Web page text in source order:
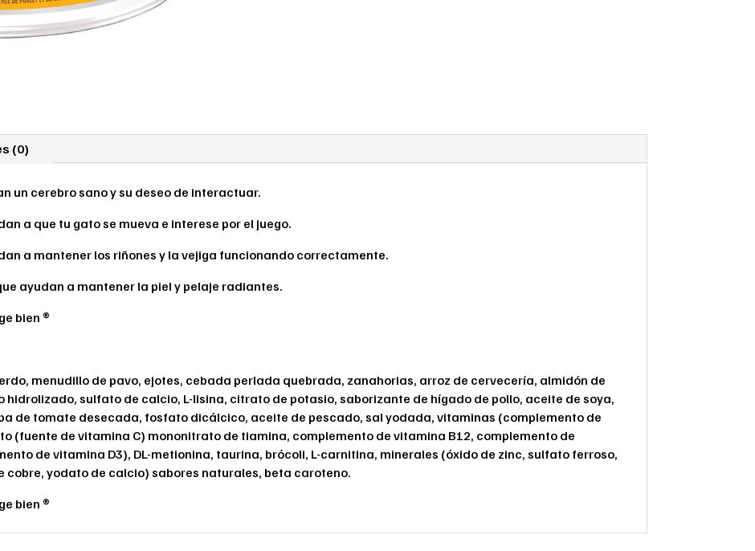
(0)
un cerebro sano y su deseo de interactuar.
a que tu gato se mueva e interese por el juego.
a mantener los riñones y la vejiga funcionando correctamente.
ayudan a mantener la piel y pelaje radiantes.
bien ®
menudillo de pavo, ejotes, cebada perlada quebrada, zanahorias, arroz de cervecería, almidón de
sulfato de calcio, L-lisina, citrato de potasio, saborizante de hígado de pollo, aceite de soya,
de tomate desecada, fosfato dicálcico, aceite de pescado, sal yodada, vitaminas (complemento de
(fuente de vitamina C) mononitrato de tiamina, complemento de vitamina B12, complemento de
de vitamina D3), DL-metionina, taurina, brócoli, L-carnitina, minerales (óxido de zinc, sulfato ferroso,
cobre, yodato de calcio) sabores naturales, beta caroteno.
bien ®